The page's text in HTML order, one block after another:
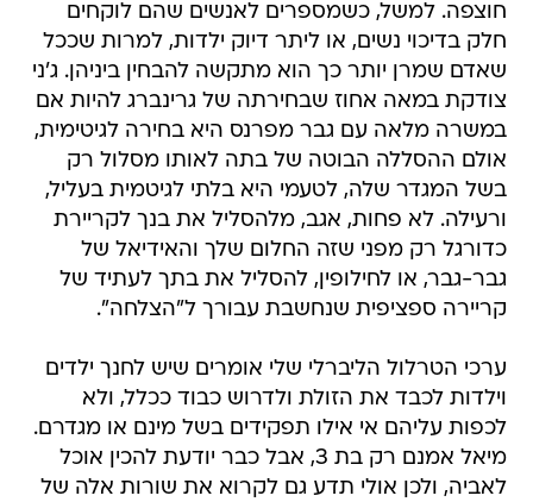
חוצפה. למשל, כשמספרים לאנשים שהם לוקחים
חלק בדיכוי נשים, או ליתר דיוק ילדות, למרות שככל
שאדם שמרן יותר כך הוא מתקשה להבחין ביניהן. ג'ני
צודקת במאה אחוז שבחירתה של גרינברג להיות אם
במשרה מלאה עם גבר מפרנס היא בחירה לגיטימית,
אולם ההסללה הבוטה של בתה לאותו מסלול רק
בשל המגדר שלה, לטעמי היא בלתי לגיטמית בעליל,
ורעילה. לא פחות, אגב, מלהסליל את בנך לקריירת
כדורגל רק מפני שזה החלום שלך והאידיאל של
גבר-גבר, או לחילופין, להסליל את בתך לעתיד של
קריירה ספציפית שנחשבת עבורך ל"הצלחה".
ערכי הטרלול הליברלי שלי אומרים שיש לחנך ילדים
וילדות לכבד את הזולת ולדרוש כבוד ככלל, ולא
לכפות עליהם אי אילו תפקידים בשל מינם או מגדרם.
מיאל אמנם רק בת 3, אבל כבר יודעת להכין אוכל
לאביה, ולכן אולי תדע גם לקרוא את שורות אלה של